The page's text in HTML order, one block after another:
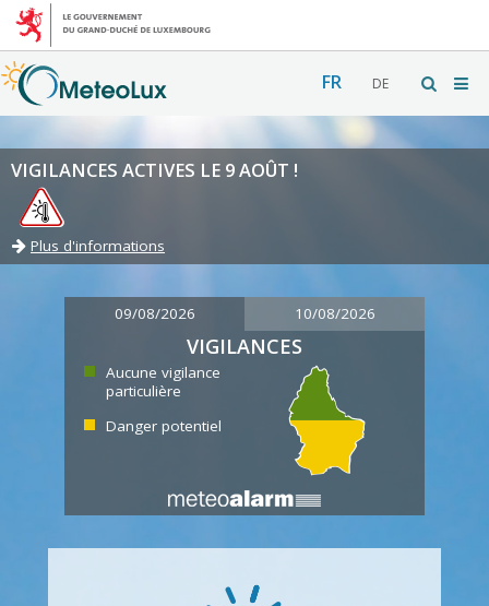
FR DE
VIGILANCES ACTIVES LE 9 AOÛT !
Plus d'informations
09/08/2026 10/08/2026
VIGILANCES
Aucune vigilance
particulière
Danger potentiel